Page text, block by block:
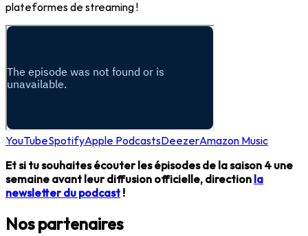
plateformes de streaming !
YouTubeSpotifyApple PodcastsDeezerAmazon Music
Et si tu souhaites écouter les épisodes de la saison 4 une
semaine avant leur diffusion officielle, direction la
newsletter du podcast !
Nos partenaires